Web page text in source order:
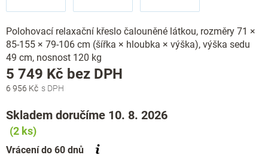
Polohovací relaxační křeslo čalouněné látkou, rozměry 71 ×
85-155 × 79-106 cm (šířka × hloubka × výška), výška sedu
49 cm, nosnost 120 kg
6 956 Kč
5 749 Kč bez DPH
Skladem doručíme 10. 8. 2026
(2 ks)
Vrácení do 60 dnů